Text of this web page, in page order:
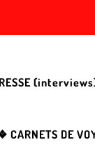
CARNETS DE